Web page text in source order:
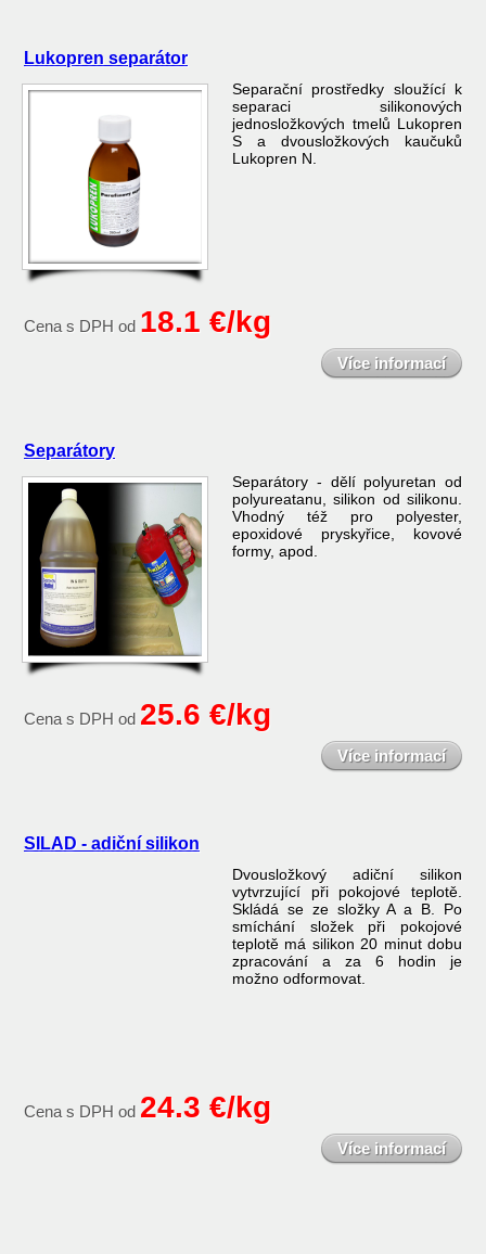
Lukopren separátor
Separační prostředky sloužící k
separaci silikonových
jednosložkových tmelů Lukopren
S a dvousložkových kaučuků
Lukopren N.
Cena s DPH od 18.1 €/kg
Více informací
Separátory
Separátory - dělí polyuretan od
polyureatanu, silikon od silikonu.
Vhodný též pro polyester,
epoxidové pryskyřice, kovové
formy, apod.
Cena s DPH od 25.6 €/kg
Více informací
SILAD - adiční silikon
Dvousložkový adiční silikon
vytvrzující při pokojové teplotě.
Skládá se ze složky A a B. Po
smíchání složek při pokojové
teplotě má silikon 20 minut dobu
zpracování a za 6 hodin je
možno odformovat.
Cena s DPH od 24.3 €/kg
Více informací